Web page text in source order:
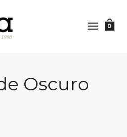
0
Oscuro